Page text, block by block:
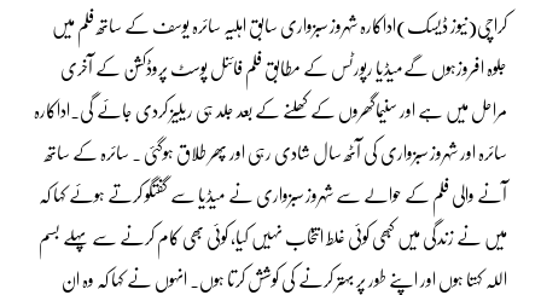
کراچی(نیوز ڈیسک)اداکارہ شہروز سبزواری سابق اہلیہ سائرہ یوسف کے ساتھ فلم میں
جلوہ افروزہوں گےمیڈیا رپورٹس کے مطابق فلم فائنل پوسٹ پروڈکشن کے آخری
مراحل میں ہے اور سنیماگھروں کے کھلنے کے بعد جلد ہی ریلیز کردی جائے گی۔اداکارہ
سائرہ اور شہروز سبزواری کی آٹھ سال شادی رہی اور پھر طلاق ہوگئی ۔ سائرہ کے ساتھ
آنے والی فلم کے حوالے سے شہروز سبزواری نے میڈیا سے گفتگو کرتے ہوئے کہا کہ
میں نے زندگی میں کبھی کوئی غلط انتخاب نہیں کیا، کوئی بھی کام کرنے سے پہلے بسم
اللہ کہتا ہوں اور اپنے طور پر بہتر کرنے کی کوشش کرتا ہوں۔ انہوں نے کہا کہ وہ ان